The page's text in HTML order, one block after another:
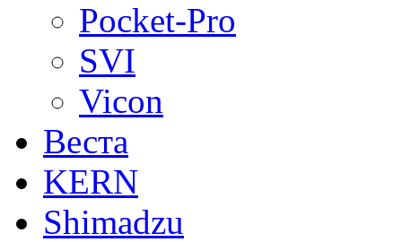
Pocket-Pro
SVI
Vicon
Веста
KERN
Shimadzu